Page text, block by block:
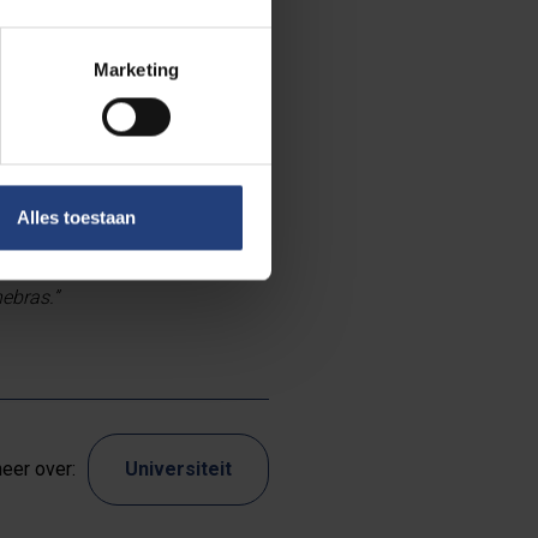
Marketing
Alles toestaan
are coming
in the same
certainty is
we know
of
also gives
over: Universiteit